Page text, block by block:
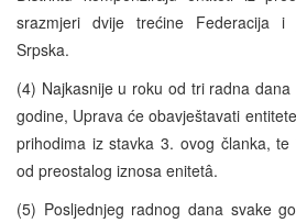
srazmjeri dvije trećine Federacija i
Srpska.
(4) Najkasnije u roku od tri radna
godine, Uprava će obavještavati
prihodima iz stavka 3. ovog članka,
od preostalog iznosa enitetâ.
(5) Posljednjeg radnog dana svake